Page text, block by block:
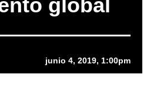
global
junio 4, 2019, 1:00pm